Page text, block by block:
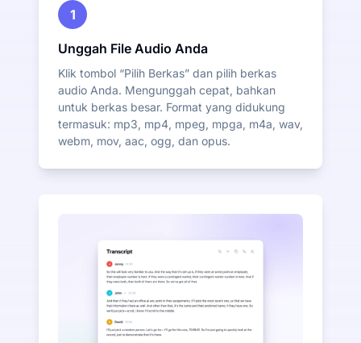
1
Unggah File Audio Anda
Klik tombol “Pilih Berkas” dan pilih berkas
audio Anda. Mengunggah cepat, bahkan
untuk berkas besar. Format yang didukung
termasuk: mp3, mp4, mpeg, mpga, m4a, wav,
webm, mov, aac, ogg, dan opus.